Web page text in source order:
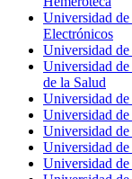
Universidad
Electrónicos
Universidad
Universidad
de la Salud
Universidad
Universidad
Universidad de
Universidad
Universidad de